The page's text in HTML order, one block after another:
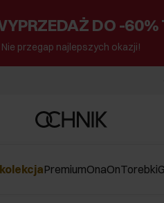
DO -60%
Nie przegap najlepszych okazji!
PremiumOnaOnTorebki